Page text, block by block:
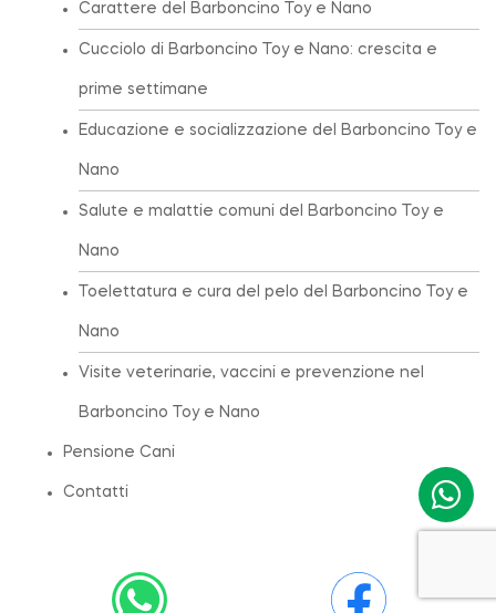
Carattere del Barboncino Toy e Nano
Cucciolo di Barboncino Toy e Nano: crescita e
prime settimane
Educazione e socializzazione del Barboncino Toy e
Nano
Salute e malattie comuni del Barboncino Toy e
Nano
Toelettatura e cura del pelo del Barboncino Toy e
Nano
Visite veterinarie, vaccini e prevenzione nel
Barboncino Toy e Nano
Pensione Cani
Contatti